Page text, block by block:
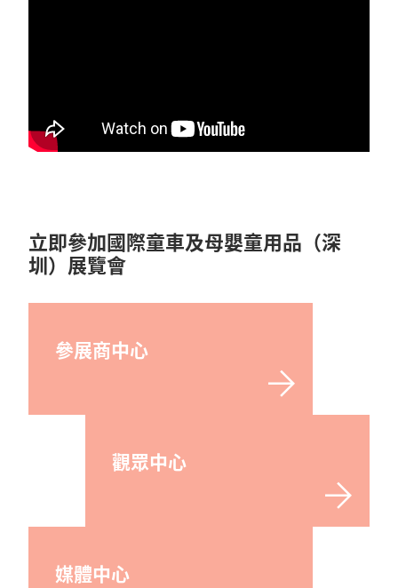
立即參加國際童車及母嬰童用品（深
圳）展覽會
參展商中心
觀眾中心
媒體中心